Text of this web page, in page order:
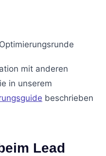
mit anderen
in unserem
beschrieben
Lead